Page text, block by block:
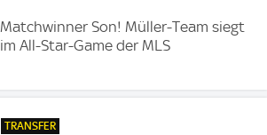
Matchwinner Son! Müller-Team siegt
im All-Star-Game der MLS
TRANSFER